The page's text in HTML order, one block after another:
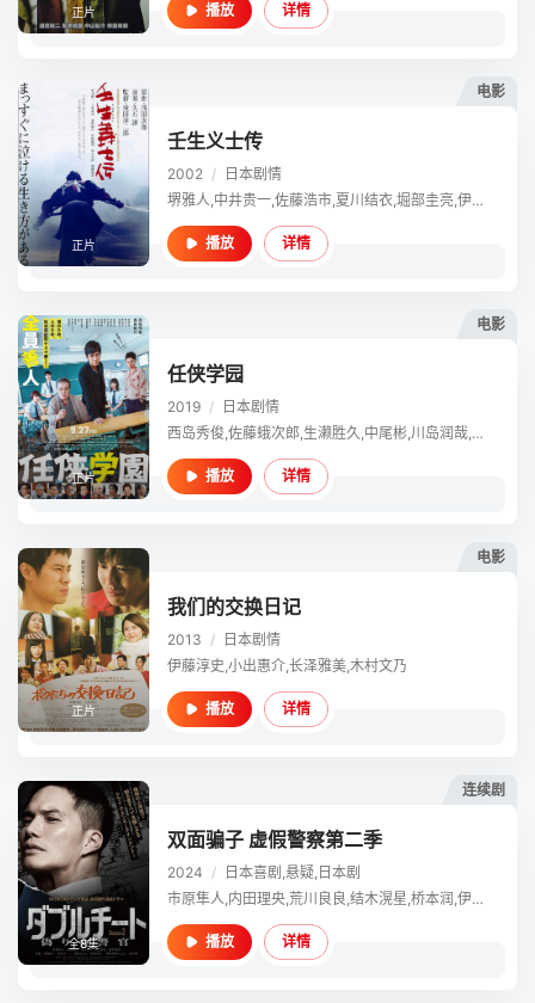
正片 播放 详情
电影
正片
壬生义士传
2002 / 日本剧情
堺雅人,中井贵一,佐藤浩市,夏川结衣,堀部圭亮,伊藤英明,村田雄浩,加濑亮,野村祐人,伊藤淳史,三宅裕司,中谷美纪,斋藤步,藤间宇宙
播放 详情
电影
正片
任侠学园
2019 / 日本剧情
西岛秀俊,佐藤蛾次郎,生濑胜久,中尾彬,川岛润哉,光石研,前田航基,加治将树,西田敏行,葵若菜,樱井日奈子,叶山奖之,户田昌宏,伊藤淳史,池田铁洋,佐野和真,高木友之助,福山翔大
播放 详情
电影
正片
我们的交换日记
2013 / 日本剧情
伊藤淳史,小出惠介,长泽雅美,木村文乃
播放 详情
连续剧
全8集
双面骗子 虚假警察第二季
2024 / 日本喜剧,悬疑,日本剧
市原隼人,内田理央,荒川良良,结木滉星,桥本润,伊藤淳史,阵内孝则,渊上泰史,升毅,羽场裕一,岩松了
播放 详情